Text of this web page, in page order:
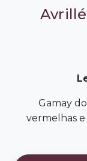
Gamay
vermelhas e